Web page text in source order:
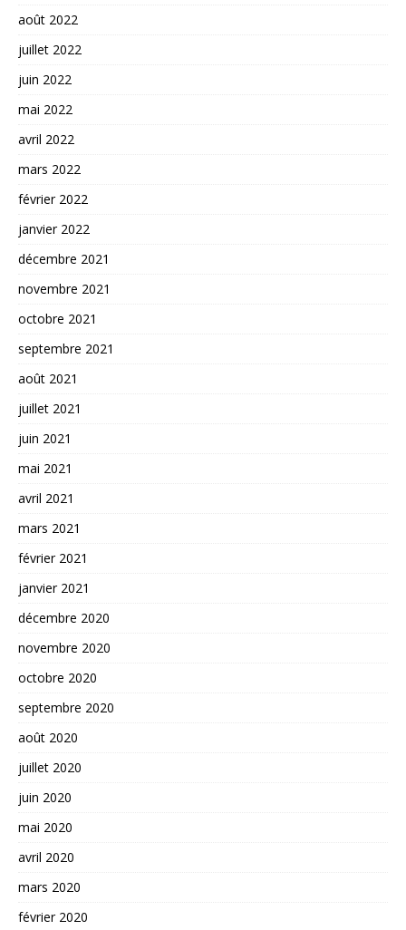
août 2022
juillet 2022
juin 2022
mai 2022
avril 2022
mars 2022
février 2022
janvier 2022
décembre 2021
novembre 2021
octobre 2021
septembre 2021
août 2021
juillet 2021
juin 2021
mai 2021
avril 2021
mars 2021
février 2021
janvier 2021
décembre 2020
novembre 2020
octobre 2020
septembre 2020
août 2020
juillet 2020
juin 2020
mai 2020
avril 2020
mars 2020
février 2020